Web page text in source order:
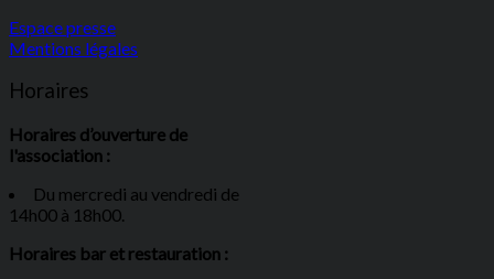
Espace presse
Mentions légales
Horaires
Horaires d’ouverture de
l'association :
Du mercredi au vendredi de
14h00 à 18h00.
Horaires bar et restauration :